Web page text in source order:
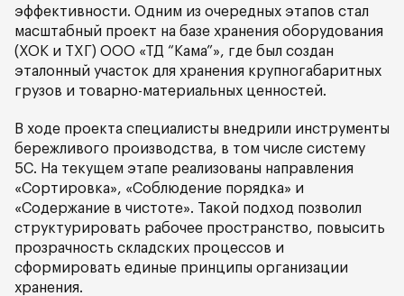
эффективности. Одним из очередных этапов стал
масштабный проект на базе хранения оборудования
(ХОК и ТХГ) ООО «ТД “Кама”», где был создан
эталонный участок для хранения крупногабаритных
грузов и товарно-материальных ценностей.
В ходе проекта специалисты внедрили инструменты
бережливого производства, в том числе систему
5С. На текущем этапе реализованы направления
«Сортировка», «Соблюдение порядка» и
«Содержание в чистоте». Такой подход позволил
структурировать рабочее пространство, повысить
прозрачность складских процессов и
сформировать единые принципы организации
хранения.